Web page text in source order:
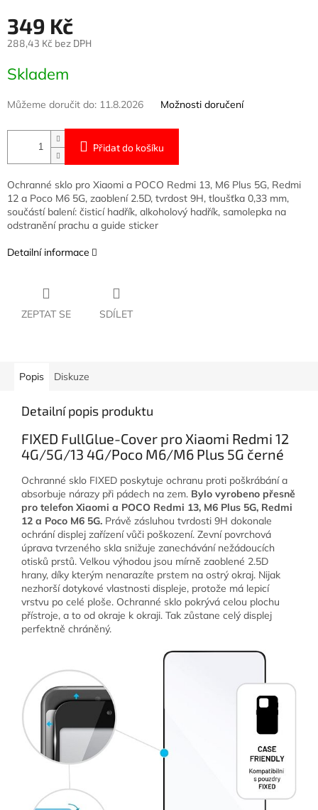
349 Kč
288,43 Kč bez DPH
cena:
Skladem
Můžeme doručit do: 11.8.2026 Možnosti doručení
Přidat do košíku
Ochranné sklo pro Xiaomi a POCO Redmi 13, M6 Plus 5G, Redmi
12 a Poco M6 5G, zaoblení 2.5D, tvrdost 9H, tloušťka 0,33 mm,
součástí balení: čisticí hadřík, alkoholový hadřík, samolepka na
odstranění prachu a guide sticker
Detailní informace
ZEPTAT SE SDÍLET
Popis Diskuze
Detailní popis produktu
FIXED FullGlue-Cover pro Xiaomi Redmi 12
4G/5G/13 4G/Poco M6/M6 Plus 5G černé
Ochranné sklo FIXED poskytuje ochranu proti poškrábání a
absorbuje nárazy při pádech na zem. Bylo vyrobeno přesně
pro telefon Xiaomi a POCO Redmi 13, M6 Plus 5G, Redmi
12 a Poco M6 5G. Právě zásluhou tvrdosti 9H dokonale
ochrání displej zařízení vůči poškození. Zevní povrchová
úprava tvrzeného skla snižuje zanechávání nežádoucích
otisků prstů. Velkou výhodou jsou mírně zaoblené 2.5D
hrany, díky kterým nenarazíte prstem na ostrý okraj. Nijak
nezhorší dotykové vlastnosti displeje, protože má lepicí
vrstvu po celé ploše. Ochranné sklo pokrývá celou plochu
přístroje, a to od okraje k okraji. Tak zůstane celý displej
perfektně chráněný.